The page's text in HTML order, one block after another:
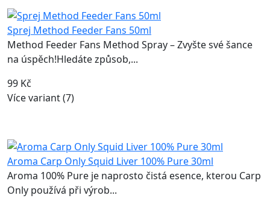
Sprej Method Feeder Fans 50ml
Method Feeder Fans Method Spray – Zvyšte své šance
na úspěch!Hledáte způsob,...
99 Kč
Více variant (7)
Aroma Carp Only Squid Liver 100% Pure 30ml
Aroma 100% Pure je naprosto čistá esence, kterou Carp
Only používá při výrob...